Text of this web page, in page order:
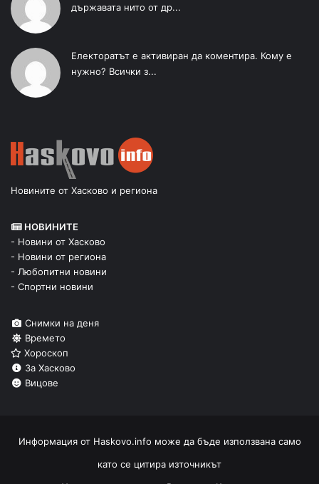
държавата нито от др...
Електоратът е активиран да коментира. Кому е
нужно? Всички з...
Новините от Хасково и региона
НОВИНИТЕ
- Новини от Хасково
- Новини от региона
- Любопитни новини
- Спортни новини
Снимки на деня
Времето
Хороскоп
За Хасково
Вицове
Информация от Haskovo.info може да бъде използвана само
като се цитира източникът